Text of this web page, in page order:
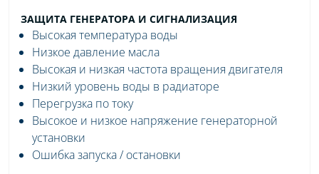
ЗАЩИТА ГЕНЕРАТОРА И СИГНАЛИЗАЦИЯ
Высокая температура воды
Низкое давление масла
Высокая и низкая частота вращения двигателя
Низкий уровень воды в радиаторе
Перегрузка по току
Высокое и низкое напряжение генераторной
установки
Ошибка запуска / остановки